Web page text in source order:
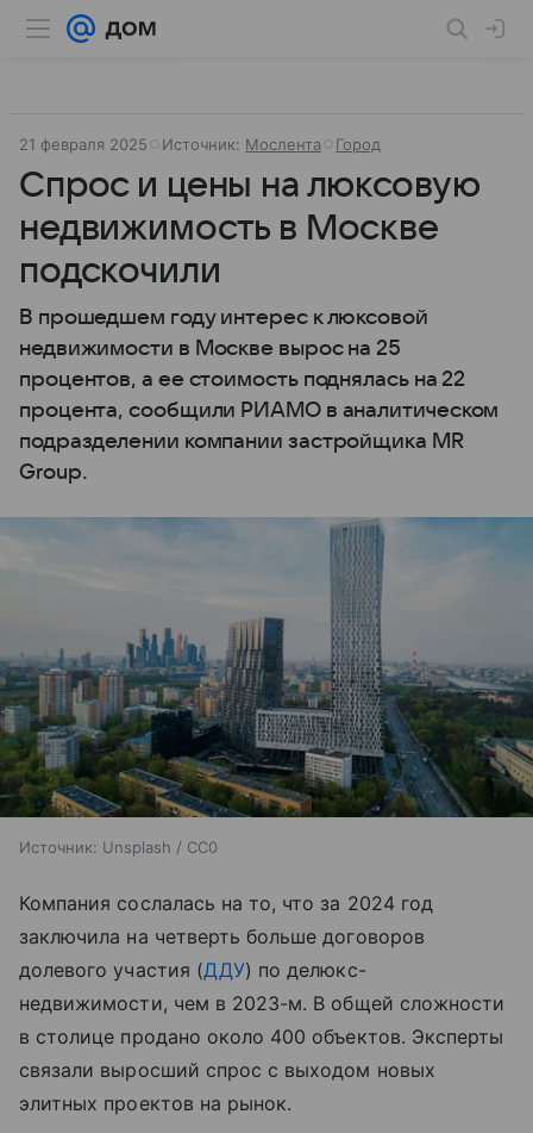
21 февраля 2025 Источник: Мослента Город
Спрос и цены на люксовую
недвижимость в Москве
подскочили
В прошедшем году интерес к люксовой
недвижимости в Москве вырос на 25
процентов, а ее стоимость поднялась на 22
процента, сообщили РИАМО в аналитическом
подразделении компании застройщика MR
Group.
Источник: Unsplash / CC0
Компания сослалась на то, что за 2024 год
заключила на четверть больше договоров
долевого участия (ДДУ) по делюкс-
недвижимости, чем в 2023-м. В общей сложности
в столице продано около 400 объектов. Эксперты
связали выросший спрос с выходом новых
элитных проектов на рынок.